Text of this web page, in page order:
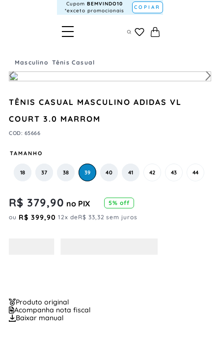
Cupom BEMVINDO10
*exceto promocionais
COPIAR
Masculino Tênis Casual
TÊNIS CASUAL MASCULINO ADIDAS VL
COURT 3.0 MARROM
COD: 65666
TAMANHO
18 37 38 39 40 41 42 43 44
R$ 379,90 no PIX 5% off
ou R$ 399,90 12x deR$ 33,32 sem juros
Produto original
Acompanha nota fiscal
Baixar manual